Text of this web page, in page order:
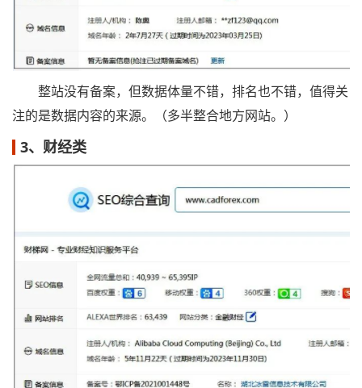
整站没有备案，但数据体量不错，排名也不错，值得关
注的是数据内容的来源。（多半整合地方网站。）
3、财经类